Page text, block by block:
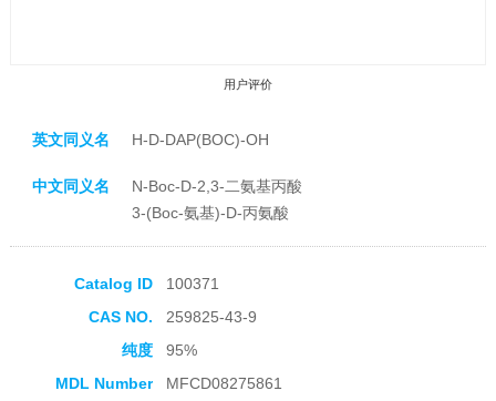
用户评价
收藏产品
英文同义名 H-D-DAP(BOC)-OH
中文同义名
N-Boc-D-2,3-二氨基丙酸
3-(Boc-氨基)-D-丙氨酸
Catalog ID
100371
CAS NO.
259825-43-9
纯度
95%
MDL Number
MFCD08275861